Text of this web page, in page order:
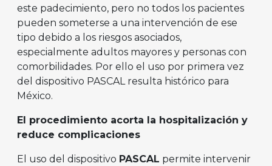
este padecimiento, pero no todos los pacientes
pueden someterse a una intervención de ese
tipo debido a los riesgos asociados,
especialmente adultos mayores y personas con
comorbilidades. Por ello el uso por primera vez
del dispositivo PASCAL resulta histórico para
México.
El procedimiento acorta la hospitalización y
reduce complicaciones
El uso del dispositivo PASCAL permite intervenir